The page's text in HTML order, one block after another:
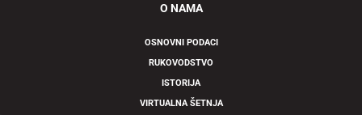
Swipe to spin
O NAMA
OSNOVNI PODACI
RUKOVODSTVO
ISTORIJA
VIRTUALNA ŠETNJA